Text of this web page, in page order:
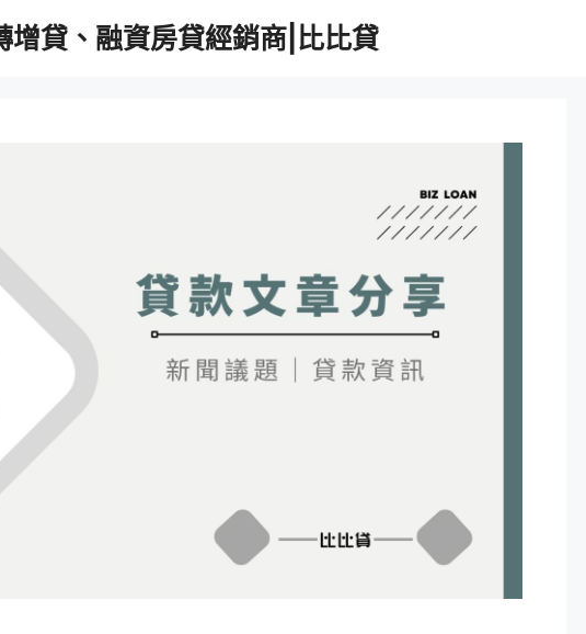
增貸、融資房貸經銷商|比比貸